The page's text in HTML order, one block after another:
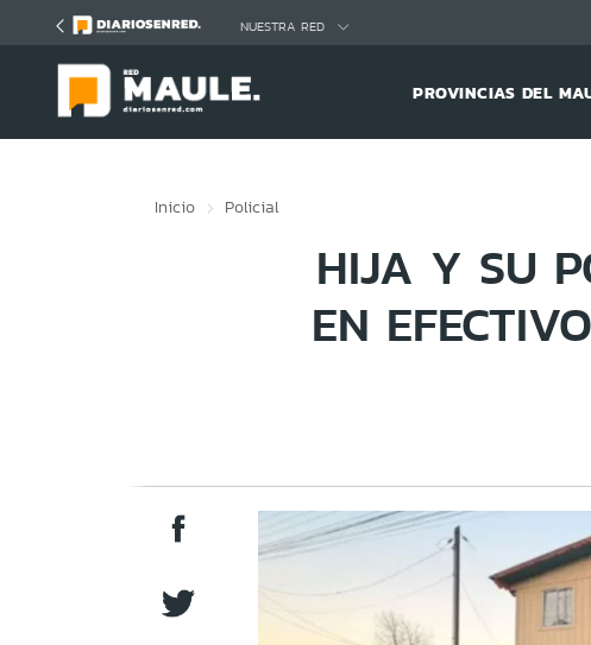
NUESTRA RED
PROVINCIAS DEL
Inicio Policial
HIJA Y SU
EN